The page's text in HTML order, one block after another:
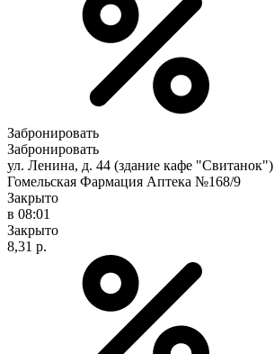
Забронировать
Забронировать
ул. Ленина, д. 44 (здание кафе "Свитанок")
Гомельская Фармация Аптека №168/9
Закрыто
в 08:01
Закрыто
8,31 р.